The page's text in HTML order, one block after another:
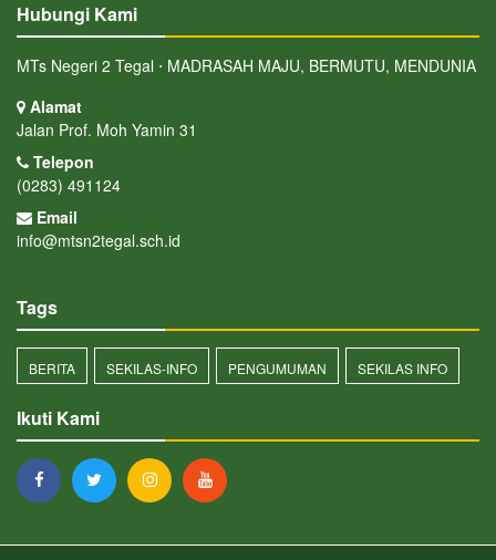
Hubungi Kami
MTs Negeri 2 Tegal ⋅ MADRASAH MAJU, BERMUTU, MENDUNIA
Alamat
Jalan Prof. Moh Yamin 31
Telepon
(0283) 491124
Email
info@mtsn2tegal.sch.id
Tags
BERITA SEKILAS-INFO PENGUMUMAN SEKILAS INFO
Ikuti Kami